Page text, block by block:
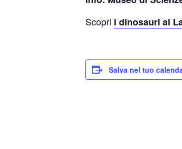
Scopri i dinosauri ai
Salva nel tuo